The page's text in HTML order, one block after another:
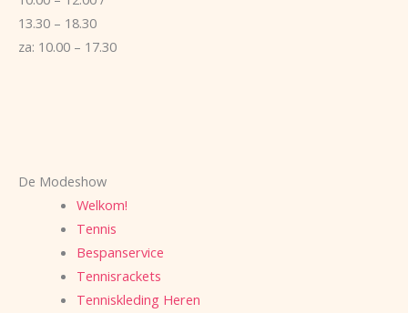
13.30 – 18.30
za: 10.00 – 17.30
De Modeshow
Welkom!
Tennis
Bespanservice
Tennisrackets
Tenniskleding Heren